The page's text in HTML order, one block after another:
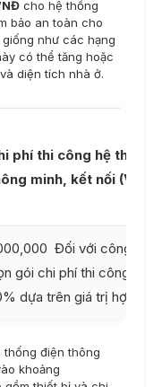
cho hệ thống
bảo an toàn cho
như các hạng
có thể tăng hoặc
diện tích nhà ở.
phí thi công hệ thống
minh, kết nối (VNĐ)
Đối với công trình
gói chi phí thi công sẽ
dựa trên giá trị hợp
thống điện thông
khoảng